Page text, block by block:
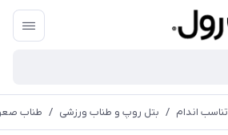
تناسب اندام / بتل روپ و طناب ورزشی / طناب